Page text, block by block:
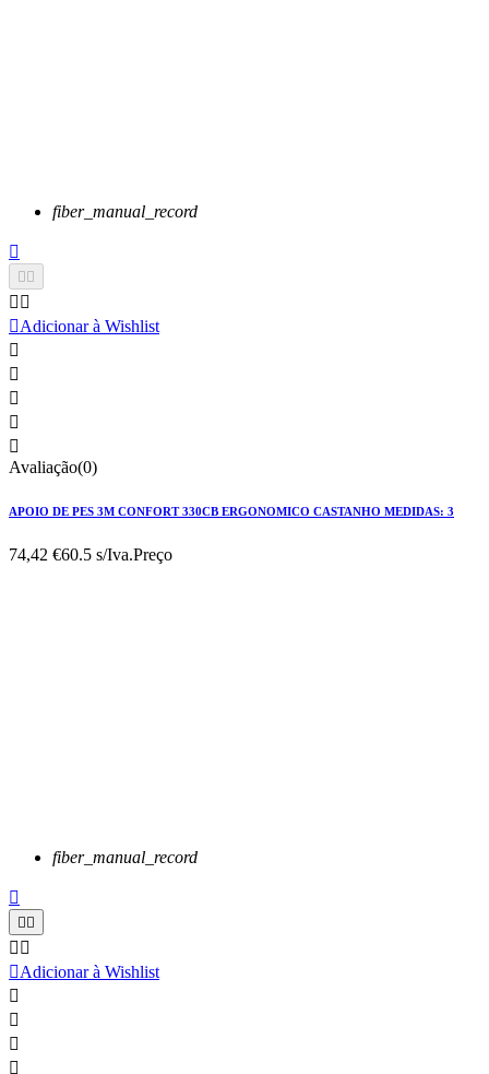
fiber_manual_record

 
 
Adicionar à Wishlist





Avaliação(0)
APOIO DE PES 3M CONFORT 330CB ERGONOMICO CASTANHO MEDIDAS: 3
74,42 €60.5 s/Iva.Preço
fiber_manual_record

 
 
Adicionar à Wishlist



